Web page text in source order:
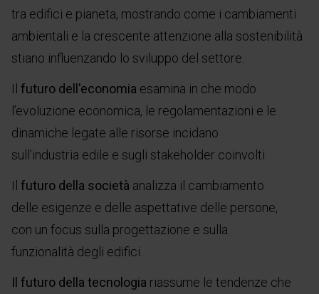
tra edifici e pianeta, mostrando come i cambiamenti
ambientali e la crescente attenzione alla sostenibilità
stiano influenzando lo sviluppo del settore.
Il futuro dell'economia esamina in che modo
l’evoluzione economica, le regolamentazioni e le
dinamiche legate alle risorse incidano
sull’industria edile e sugli stakeholder coinvolti.
Il futuro della società analizza il cambiamento
delle esigenze e delle aspettative delle persone,
con un focus sulla progettazione e sulla
funzionalità degli edifici.
Il futuro della tecnologia riassume le tendenze che